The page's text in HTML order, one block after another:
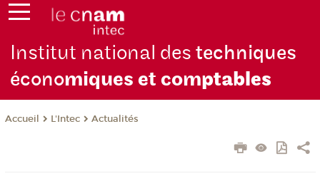
Institut national destechniques
économiques et comptables
Accueil L'Intec Actualités